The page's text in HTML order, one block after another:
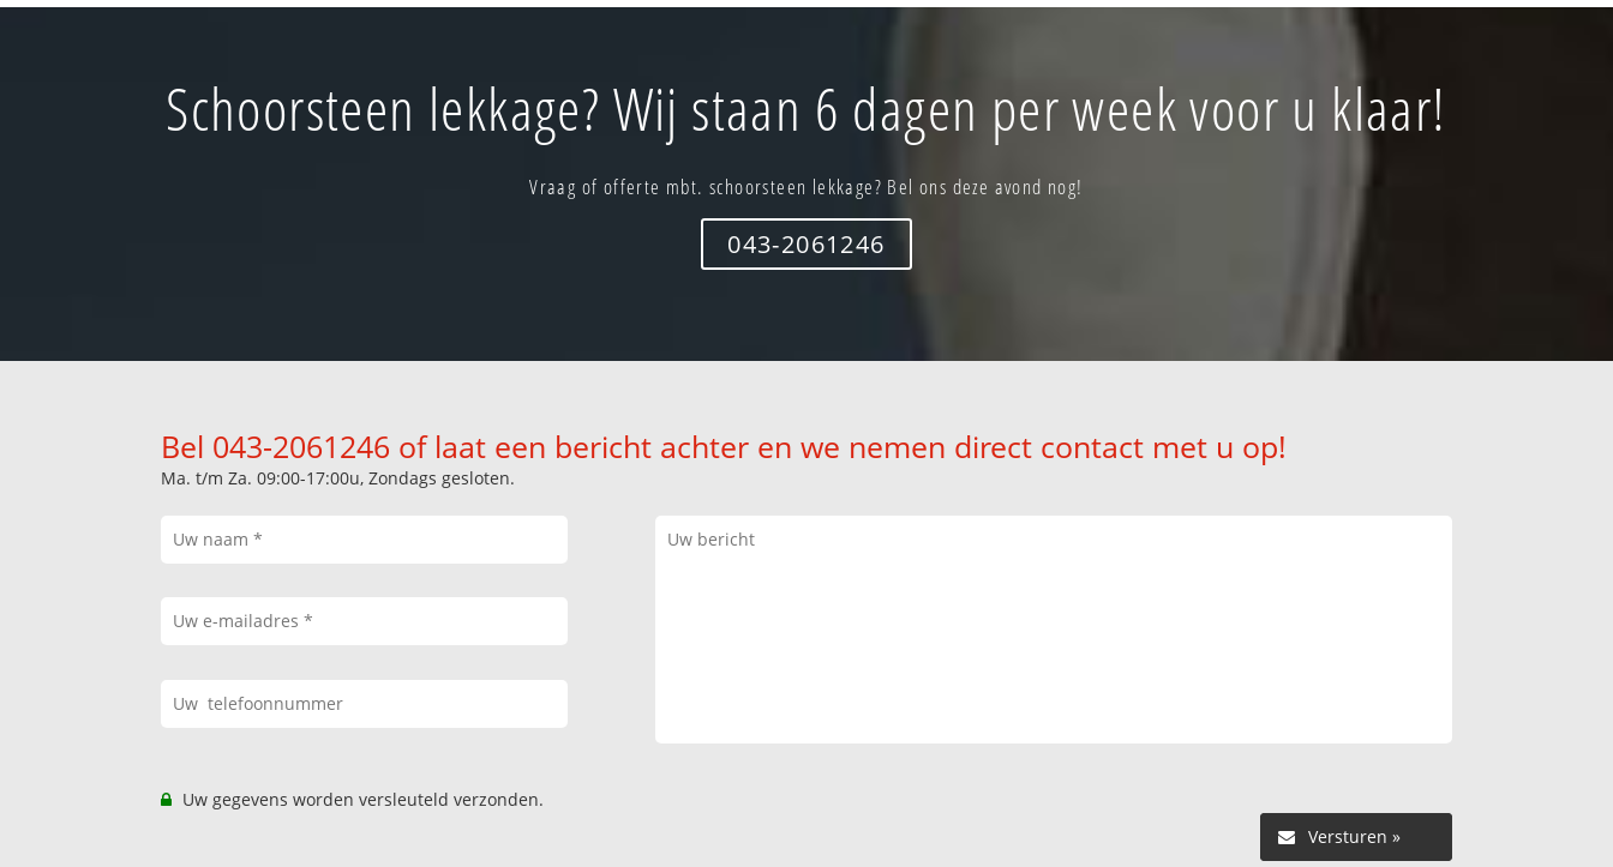
Schoorsteen lekkage? Wij staan 6 dagen per week voor u klaar!
Vraag of offerte mbt. schoorsteen lekkage? Bel ons deze avond nog!
043-2061246
Bel 043-2061246 of laat een bericht achter en we nemen direct contact met u op!
Ma. t/m Za. 09:00-17:00u, Zondags gesloten.
Uw gegevens worden versleuteld verzonden.
Versturen »